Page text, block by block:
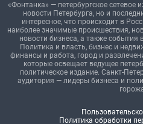
«Фонтанка» — петербургское сетевое
новости Петербурга, но и
интересное, что происходит в
наиболее значимые происшествия,
новости бизнеса, а также события
Политика и власть, бизнес и
финансы и работа, город и
которые освещает ведущее
политическое издание. Санкт-
аудитория — лидеры бизнеса и
Политика обработки